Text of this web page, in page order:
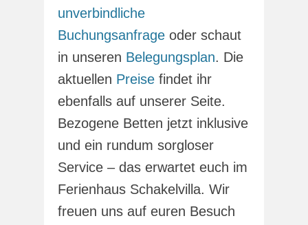
unverbindliche
Buchungsanfrage oder schaut
in unseren Belegungsplan. Die
aktuellen Preise findet ihr
ebenfalls auf unserer Seite.
Bezogene Betten jetzt inklusive
und ein rundum sorgloser
Service – das erwartet euch im
Ferienhaus Schakelvilla. Wir
freuen uns auf euren Besuch